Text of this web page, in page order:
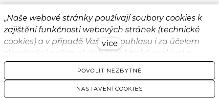
© 2026 ITTEC, s.r.o.
„Naše webové stránky používají soubory cookies k
zajištění funkčnosti webových stránek (technické
cookies) a v případě Vašeho souhlasu i za účelem
zkvalitnění našich služeb (analytické cookies) a
přizpůsobení zobrazovaného obsahu a reklamy
formou personalizovaných reklam (marketingové
cookies). Kliknutím na „POVOLIT NEZBYTNÉ“ budete
více
POVOLIT NEZBYTNÉ
NASTAVENÍ COOKIES